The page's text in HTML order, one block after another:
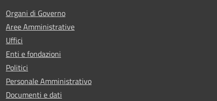
Organi di Governo
Aree Amministrative
Uffici
Enti e fondazioni
Politici
Personale Amministrativo
Documenti e dati